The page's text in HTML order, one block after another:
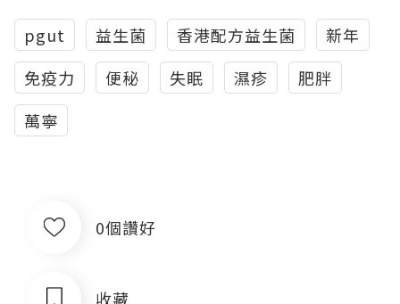
pgut 益生菌 香港配方益生菌
新年
免疫力
便秘 失眠 濕疹
肥胖
萬寧
0個讚好
收藏